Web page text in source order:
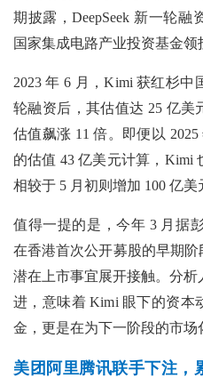
期披露，DeepSeek 新一轮融
国家集成电路产业投资基金领
2023 年 6 月，Kimi 获红杉
轮融资后，其估值达 25 亿美
估值飙涨 11 倍。即便以
的估值 43 亿美元计算，Kimi
相较于 5 月初则增加 100 亿美
值得一提的是，今年 3 月据
在香港首次公开募股的早期
潜在上市事宜展开接触。分析
进，意味着 Kimi 眼下的资本
金，更是在为下一阶段的市场
美团阿里腾讯联手下注，